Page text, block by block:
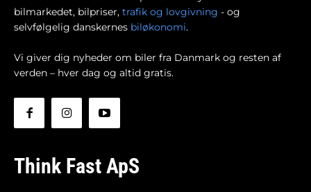
bilmarkedet, bilpriser, trafik og lovgivning - og
selvfølgelig danskernes biløkonomi.
Vi giver dig nyheder om biler fra Danmark og resten af
verden – hver dag og altid gratis.
Think Fast ApS